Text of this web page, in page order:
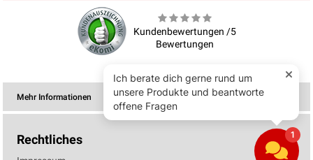
Kundenbewertungen /5
Bewertungen
Mehr Informationen
Rechtliches